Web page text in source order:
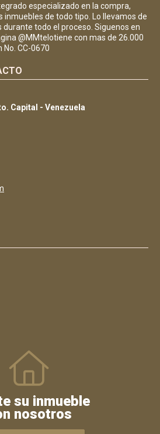
especializado en la compra,
inmuebles de todo tipo. Lo llevamos de
durante todo el proceso. Siguenos en
@MMtelotiene con mas de 26.000
No. CC-0670
Capital - Venezuela
su inmueble
nosotros